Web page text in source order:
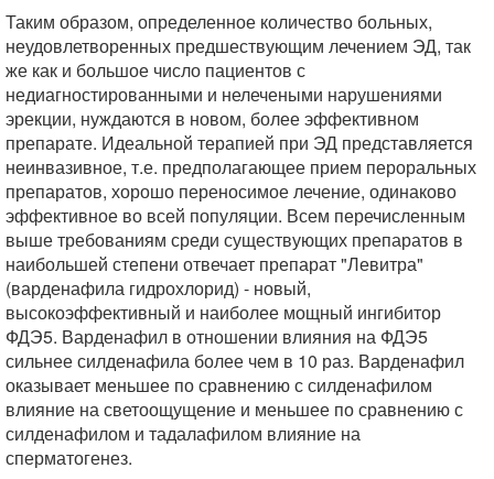
Таким образом, определенное количество больных,
неудовлетворенных предшествующим лечением ЭД, так
же как и большое число пациентов с
недиагностированными и нелечеными нарушениями
эрекции, нуждаются в новом, более эффективном
препарате. Идеальной терапией при ЭД представляется
неинвазивное, т.е. предполагающее прием пероральных
препаратов, хорошо переносимое лечение, одинаково
эффективное во всей популяции. Всем перечисленным
выше требованиям среди существующих препаратов в
наибольшей степени отвечает препарат "Левитра"
(варденафила гидрохлорид) - новый,
высокоэффективный и наиболее мощный ингибитор
ФДЭ5. Варденафил в отношении влияния на ФДЭ5
сильнее силденафила более чем в 10 раз. Варденафил
оказывает меньшее по сравнению с силденафилом
влияние на светоощущение и меньшее по сравнению с
силденафилом и тадалафилом влияние на
сперматогенез.